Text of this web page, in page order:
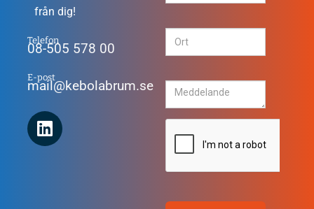
från dig!
Telefon
08-505 578 00
E-post
mail@kebolabrum.se